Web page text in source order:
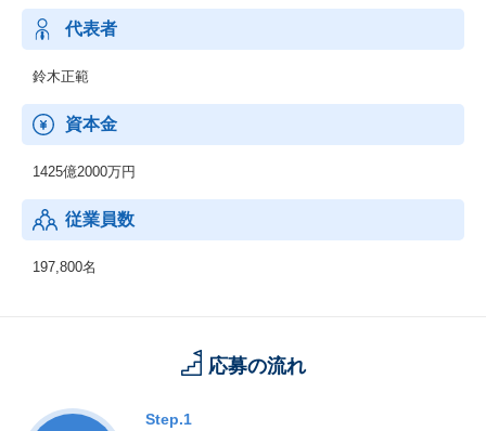
代表者
鈴木正範
資本金
1425億2000万円
従業員数
197,800名
応募の流れ
Step.1